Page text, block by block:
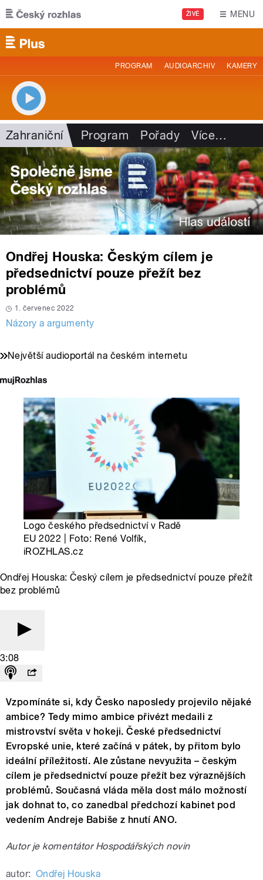
Přejít k hlavnímu obsahu
ŽIVĚ MENU
PROGRAM AUDIOARCHIV KAMERY
Zahraniční Program Pořady Více…
Ondřej Houska: Českým cílem je
předsednictví pouze přežít bez
problémů
1. červenec 2022
Názory a argumenty
Největší audioportál na českém internetu
Logo českého předsednictví v Radě
EU 2022 | Foto: René Volfík,
iROZHLAS.cz
Ondřej Houska: Český cílem je předsednictví pouze přežít
bez problémů
3:08
Vzpomínáte si, kdy Česko naposledy projevilo nějaké
ambice? Tedy mimo ambice přivézt medaili z
mistrovství světa v hokeji. České předsednictví
Evropské unie, které začíná v pátek, by přitom bylo
ideální příležitostí. Ale zůstane nevyužita – českým
cílem je předsednictví pouze přežít bez výraznějších
problémů. Současná vláda měla dost málo možností
jak dohnat to, co zanedbal předchozí kabinet pod
vedením Andreje Babiše z hnutí ANO.
Autor je komentátor Hospodářských novin
autor: Ondřej Houska